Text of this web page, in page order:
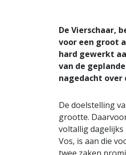
De Vierschaar,
voor een groot
hard gewerkt
van de
nagedacht over
De doelstelling
grootte.
voltallig dagelijks
Vos, is aan die